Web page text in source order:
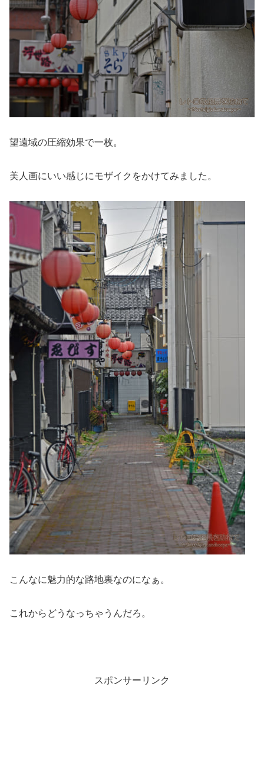
望遠域の圧縮効果で一枚。
美人画にいい感じにモザイクをかけてみました。
こんなに魅力的な路地裏なのになぁ。
これからどうなっちゃうんだろ。
スポンサーリンク